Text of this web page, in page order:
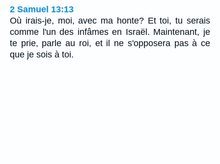
2 Samuel 13:13
Où irais-je, moi, avec ma honte? Et toi, tu serais
comme l'un des infâmes en Israël. Maintenant, je
te prie, parle au roi, et il ne s'opposera pas à ce
que je sois à toi.